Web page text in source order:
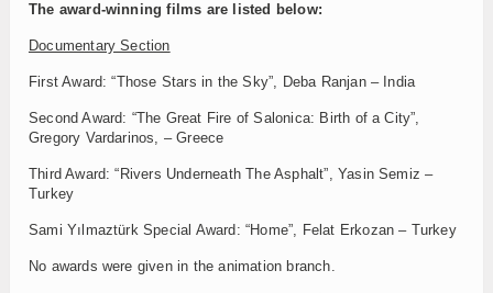
The award-winning films are listed below:
Documentary Section
First Award: “Those Stars in the Sky”, Deba Ranjan – India
Second Award: “The Great Fire of Salonica: Birth of a City”,
Gregory Vardarinos, – Greece
Third Award: “Rivers Underneath The Asphalt”, Yasin Semiz –
Turkey
Sami Yılmaztürk Special Award: “Home”, Felat Erkozan – Turkey
No awards were given in the animation branch.